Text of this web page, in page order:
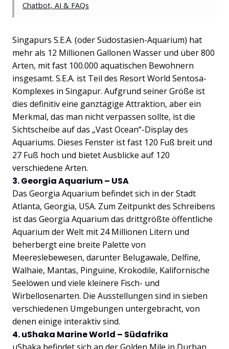
Chatbot, AI & FAQs
Singapurs S.E.A. (oder Südostasien-Aquarium) hat
mehr als 12 Millionen Gallonen Wasser und über 800
Arten, mit fast 100.000 aquatischen Bewohnern
insgesamt. S.E.A. ist Teil des Resort World Sentosa-
Komplexes in Singapur. Aufgrund seiner Größe ist
dies definitiv eine ganztägige Attraktion, aber ein
Merkmal, das man nicht verpassen sollte, ist die
Sichtscheibe auf das „Vast Ocean“-Display des
Aquariums. Dieses Fenster ist fast 120 Fuß breit und
27 Fuß hoch und bietet Ausblicke auf 120
verschiedene Arten.
3. Georgia Aquarium – USA
Das Georgia Aquarium befindet sich in der Stadt
Atlanta, Georgia, USA. Zum Zeitpunkt des Schreibens
ist das Georgia Aquarium das drittgrößte öffentliche
Aquarium der Welt mit 24 Millionen Litern und
beherbergt eine breite Palette von
Meereslebewesen, darunter Belugawale, Delfine,
Walhaie, Mantas, Pinguine, Krokodile, Kalifornische
Seelöwen und viele kleinere Fisch- und
Wirbellosenarten. Die Ausstellungen sind in sieben
verschiedenen Umgebungen untergebracht, von
denen einige interaktiv sind.
4. uShaka Marine World – Südafrika